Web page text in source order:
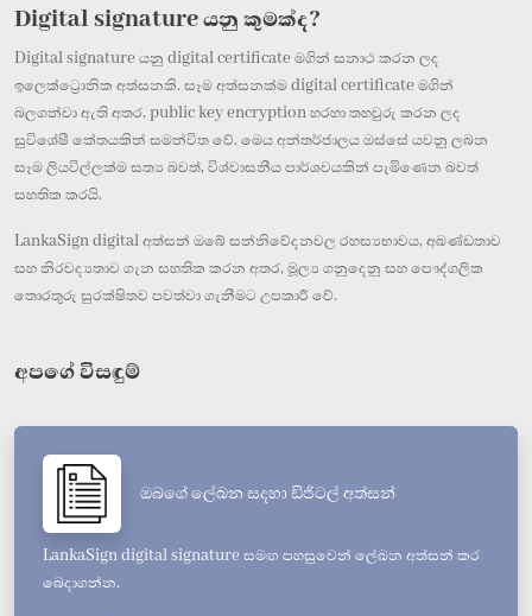
Digital signature යනු කුමක්ද?
Digital signature යනු digital certificate මගින් සනාථ කරන ලද
ඉලෙක්ට්‍රොනික අත්සනකි. සෑම අත්සනක්ම digital certificate මගින්
බලගන්වා ඇති අතර, public key encryption හරහා තහවුරු කරන ලද
සුවිශේෂී කේතයකින් සමන්විත වේ. මෙය අන්තර්ජාලය ඔස්සේ යවනු ලබන
සෑම ලියවිල්ලක්ම සත්‍ය බවත්, විශ්වාසනීය පාර්ශවයකින් පැමිණෙන බවත්
සහතික කරයි.
LankaSign digital අත්සන් ඔබේ සන්නිවේදනවල රහස්‍යභාවය, අඛණ්ඩතාව
සහ නිරවද්‍යතාව ගැන සහතික කරන අතර, මූල්‍ය ගනුදෙනු සහ පෞද්ගලික
තොරතුරු සුරක්ෂිතව පවත්වා ගැනීමට උපකාරී වේ.
අපගේ විසඳුම්
ඔබගේ ලේඛන සදහා ඩිජිටල් අත්සන්
LankaSign digital signature සමඟ පහසුවෙන් ලේඛන අත්සන් කර
බෙදාගන්න.